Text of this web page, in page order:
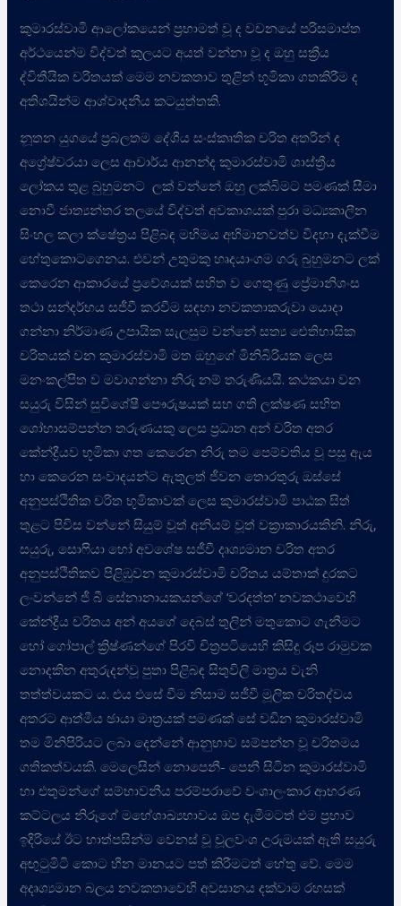
කුමාරස්වාමි ආලෝකයෙන් ප්‍රභාමත් වූ ද වචනයේ පරිසමාප්ත
අර්ථයෙන්ම විද්වත් කුලයට අයත් වන්නා වූ ද ඔහු සක්‍රීය
ද්විතීයික චරිතයක් මෙම නවකතාව තුළින් භූමිකා ගතකිරීම ද
අතිශයින්ම ආශ්වාදනීය කටයුත්තකි.
නූතන යුගයේ ප්‍රබලතම දේශීය සංස්කෘතික චරිත අතරින් ද
අග්‍රේෂ්වරයා ලෙස ආචාර්ය ආනන්ද කුමාරස්වාමි ශාස්ත්‍රීය
ලෝකය තුළ බුහුමනට ලක් වන්නේ ඔහු ලක්බිමට පමණක් සීමා
නොවී ජාත්‍යන්තර තලයේ විද්වත් අවකාශයක් පුරා මධ්‍යකාලීන
සිංහල කලා ක්ෂේත්‍රය පිළිබඳ මහිමය අභිමානවත්ව විදහා දැක්වීම
හේතුකොටගෙනය. එවන් උතුමකු හෘදයාංගම ගරු බුහුමනට ලක්
කෙරෙන ආකාරයේ ප්‍රවේශයක් සහිත ව ගෙතුණු ප්‍රේමානිශංස
තථා සන්දර්භය සජීවී කරවීම සඳහා නවකතාකරුවා යොදා
ගන්නා නිර්මාණ උපායික සැලසුම වන්නේ සත්‍ය ඓතිහාසික
චරිතයක් වන කුමාරස්වාමි මත ඔහුගේ මිනිබිරියක ලෙස
මනංකල්පිත ව මවාගන්නා නිරු නම් තරුණියයි. කථකයා වන
සයුරු විසින් සුවිශේෂී පෞරුෂයක් සහ ගති ලක්ෂණ සහිත
ශෝභාසම්පන්න තරුණයකු ලෙස ප්‍රධාන අන් චරිත අතර
කේන්ද්‍රීයව භූමිකා ගත කෙරෙන නිරු තම පෙම්වතිය වූ පසු ඇය
හා කෙරෙන සංවාදයන්ට ඇතුලත් ජීවන තොරතුරු ඔස්සේ
අනුපස්ථිතික චරිත භූමිකාවක් ලෙස කුමාරස්වාමි පාඨක සිත්
තුළට පිවිස වන්නේ සියුම් වූත් අනියම් වූත් වක්‍රාකාරයකිනි. නිරු,
සයුරු, සොෆියා හෝ අවශේෂ සජීවී දෘශ්‍යමාන චරිත අතර
අනුපස්ථිතිකව පිළිඹුවන කුමාරස්වාමි චරිතය යම්තාක් දුරකට
ලංවන්නේ ජී බී සේනානායකයන්ගේ ‘වරදත්ත’ නවකථාවෙහි
කේන්ද්‍රීය චරිතය අන් අයගේ දෙබස් තුලින් මතුකොට ගැනීමට
හෝ ගෝපාල් ක්‍රිෂ්ණන්ගේ පිරවි චිත්‍රපටියෙහි කිසිදු රූප රාමුවක
නොදකින අතුරුදන්වූ පුතා පිළිබඳ සිතුවිලි මාත්‍රය වැනි
තත්ත්වයකට ය. එය එසේ වීම නිසාම සජීවී මූලික චරිතද්වය
අතරට ආත්මීය ඡායා මාත්‍රයක් පමණක් සේ වඩින කුමාරස්වාමි
තම මිනිපිරියට ලබා දෙන්නේ ආනුභාව සම්පන්න වූ චරිතමය
ගතිකත්වයකි. මෙලෙසින් නොපෙනී- පෙනී සිටින කුමාරස්වාමි
හා එතුමන්ගේ සම්භාවනීය පරම්පරාවේ වංශාලංකාර ආභරණ
කට්ටලය නිරූගේ මහේශාඛ්‍යභාවය ඔප දැමීමටත් එම ප්‍රභාව
ඉදිරියේ ඊට හාත්පසින්ම වෙනස් වූ චූලවංශ උරුමයක් ඇති සයුරු
අඟුටුමිටි කොට හීන මානයට පත් කිරීමටත් හේතු වේ. මෙම
අදෘශ්‍යමාන බලය නවකතාවෙහි අවසානය දක්වාම රහසක්